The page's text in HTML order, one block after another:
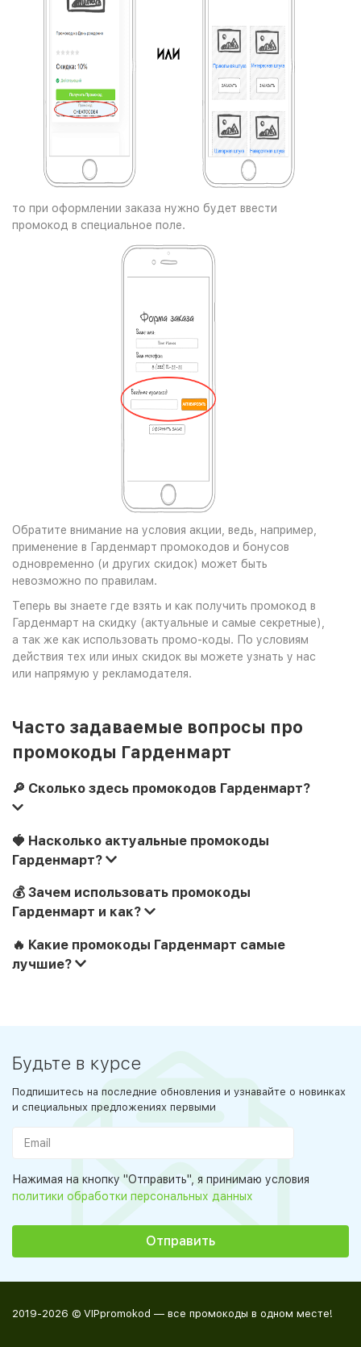
то при оформлении заказа нужно будет ввести
промокод в специальное поле.
Обратите внимание на условия акции, ведь, например,
применение в Гарденмарт промокодов и бонусов
одновременно (и других скидок) может быть
невозможно по правилам.
Теперь вы знаете где взять и как получить промокод в
Гарденмарт на скидку (актуальные и самые секретные),
а так же как использовать промо-коды. По условиям
действия тех или иных скидок вы можете узнать у нас
или напрямую у рекламодателя.
Часто задаваемые вопросы про
промокоды Гарденмарт
🔎 Сколько здесь промокодов Гарденмарт?
🍓 Насколько актуальные промокоды
Гарденмарт?
💰 Зачем использовать промокоды
Гарденмарт и как?
🔥 Какие промокоды Гарденмарт самые
лучшие?
Будьте в курсе
Подпишитесь на последние обновления и узнавайте о новинках
и специальных предложениях первыми
Нажимая на кнопку "Отправить", я принимаю условия
политики обработки персональных данных
2019-2026 © VIPpromokod — все промокоды в одном месте!